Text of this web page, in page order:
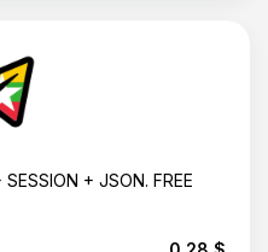
+ JSON. FREE